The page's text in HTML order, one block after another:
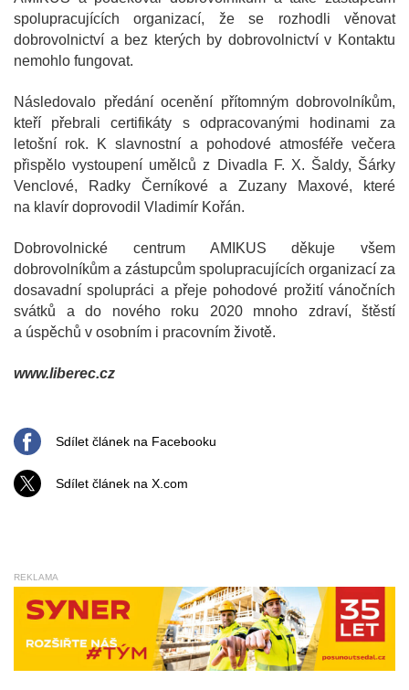
spolupracujících organizací, že se rozhodli věnovat
dobrovolnictví a bez kterých by dobrovolnictví v Kontaktu
nemohlo fungovat.
Následovalo předání ocenění přítomným dobrovolníkům,
kteří přebrali certifikáty s odpracovanými hodinami za
letošní rok. K slavnostní a pohodové atmosféře večera
přispělo vystoupení umělců z Divadla F. X. Šaldy, Šárky
Venclové, Radky Černíkové a Zuzany Maxové, které
na klavír doprovodil Vladimír Kořán.
Dobrovolnické centrum AMIKUS děkuje všem
dobrovolníkům a zástupcům spolupracujících organizací za
dosavadní spolupráci a přeje pohodové prožití vánočních
svátků a do nového roku 2020 mnoho zdraví, štěstí
a úspěchů v osobním i pracovním životě.
www.liberec.cz
Sdílet článek na Facebooku
Sdílet článek na X.com
REKLAMA